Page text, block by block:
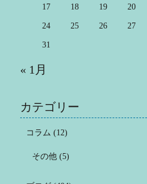
17 18 19 20
24 25 26 27
31
« 1月
カテゴリー
コラム (12)
その他(5)